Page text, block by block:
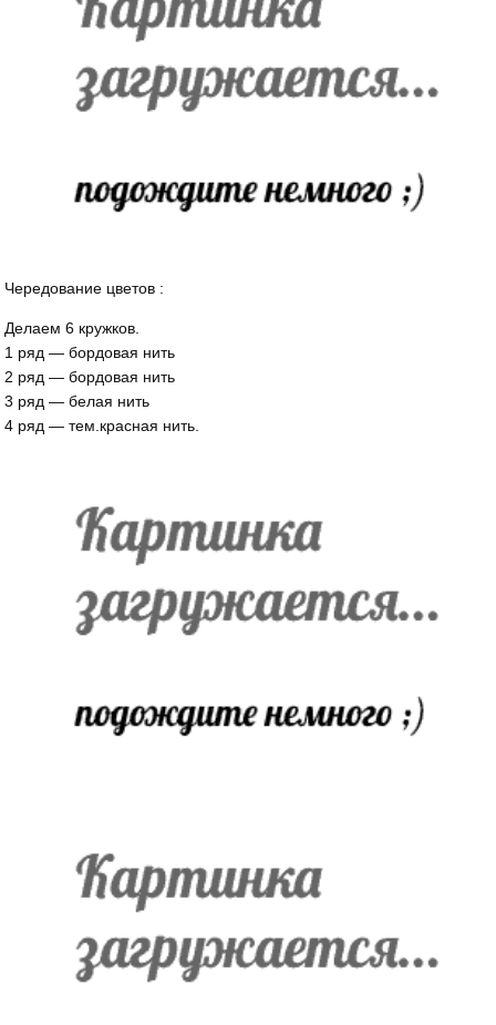
Чередование цветов :
Делаем 6 кружков.
1 ряд — бордовая нить
2 ряд — бордовая нить
3 ряд — белая нить
4 ряд — тем.красная нить.